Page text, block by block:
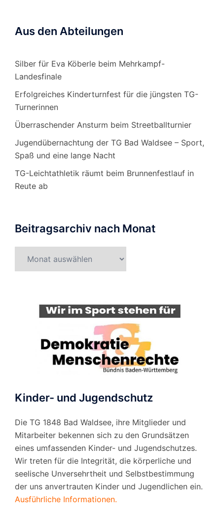
Aus den Abteilungen
Silber für Eva Köberle beim Mehrkampf-
Landesfinale
Erfolgreiches Kinderturnfest für die jüngsten TG-
Turnerinnen
Überraschender Ansturm beim Streetballturnier
Jugendübernachtung der TG Bad Waldsee – Sport,
Spaß und eine lange Nacht
TG-Leichtathletik räumt beim Brunnenfestlauf in
Reute ab
Beitragsarchiv nach Monat
nach
Kinder- und Jugendschutz
Die TG 1848 Bad Waldsee, ihre Mitglieder und
Mitarbeiter bekennen sich zu den Grundsätzen
eines umfassenden Kinder- und Jugendschutzes.
Wir treten für die Integrität, die körperliche und
seelische Unversehrtheit und Selbstbestimmung
der uns anvertrauten Kinder und Jugendlichen ein.
Ausführliche Informationen.